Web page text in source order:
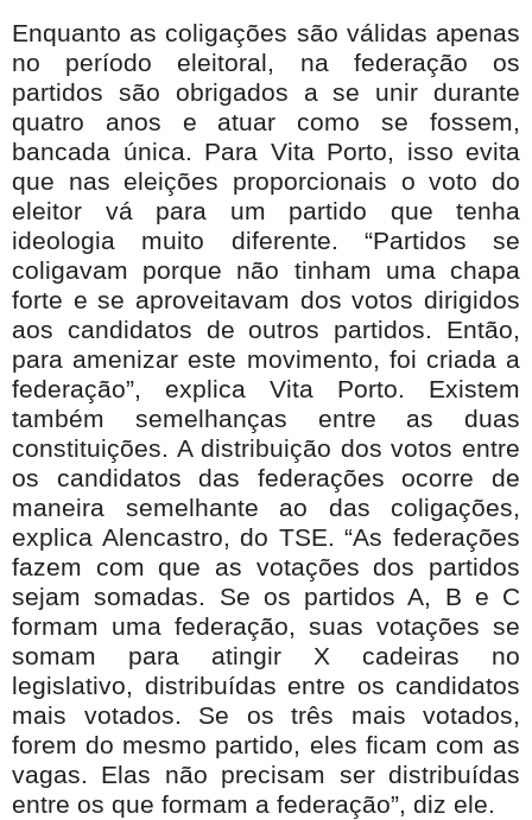
Enquanto as coligações são válidas apenas
no período eleitoral, na federação os
partidos são obrigados a se unir durante
quatro anos e atuar como se fossem,
bancada única. Para Vita Porto, isso evita
que nas eleições proporcionais o voto do
eleitor vá para um partido que tenha
ideologia muito diferente. “Partidos se
coligavam porque não tinham uma chapa
forte e se aproveitavam dos votos dirigidos
aos candidatos de outros partidos. Então,
para amenizar este movimento, foi criada a
federação”, explica Vita Porto. Existem
também semelhanças entre as duas
constituições. A distribuição dos votos entre
os candidatos das federações ocorre de
maneira semelhante ao das coligações,
explica Alencastro, do TSE. “As federações
fazem com que as votações dos partidos
sejam somadas. Se os partidos A, B e C
formam uma federação, suas votações se
somam para atingir X cadeiras no
legislativo, distribuídas entre os candidatos
mais votados. Se os três mais votados,
forem do mesmo partido, eles ficam com as
vagas. Elas não precisam ser distribuídas
entre os que formam a federação”, diz ele.